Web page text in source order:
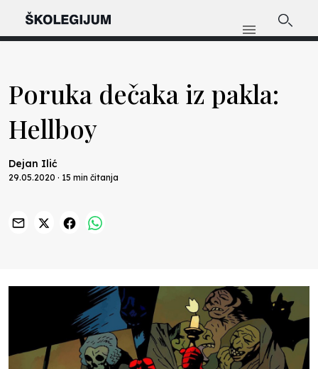
Poruka dečaka iz pakla:
Hellboy
Dejan Ilić
29.05.2020 · 15 min čitanja